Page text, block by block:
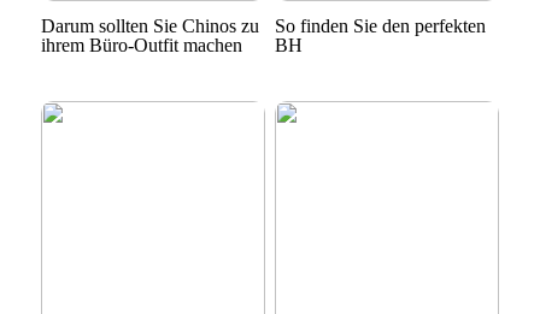
Darum sollten Sie Chinos zu
ihrem Büro-Outfit machen
So finden Sie den perfekten
BH